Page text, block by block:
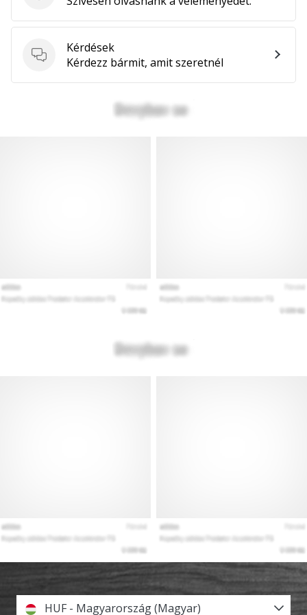
hozzánk
márkanagykövetként.
Kérdések
Kérdések
Kérdezz bármit, amit szeretnél
HUF - Magyarország (Magyar)